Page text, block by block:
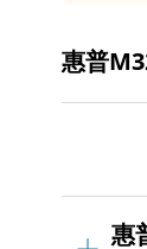
惠普
惠